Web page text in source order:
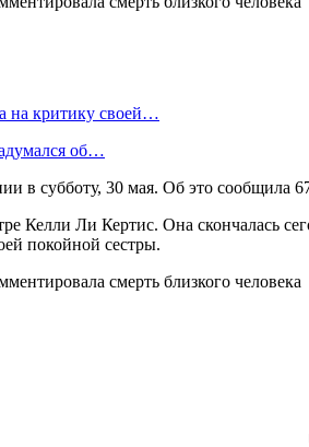
на критику своей…
об…
в субботу, 30 мая. Об это сообщила
Келли Ли Кертис. Она скончалась
покойной сестры.